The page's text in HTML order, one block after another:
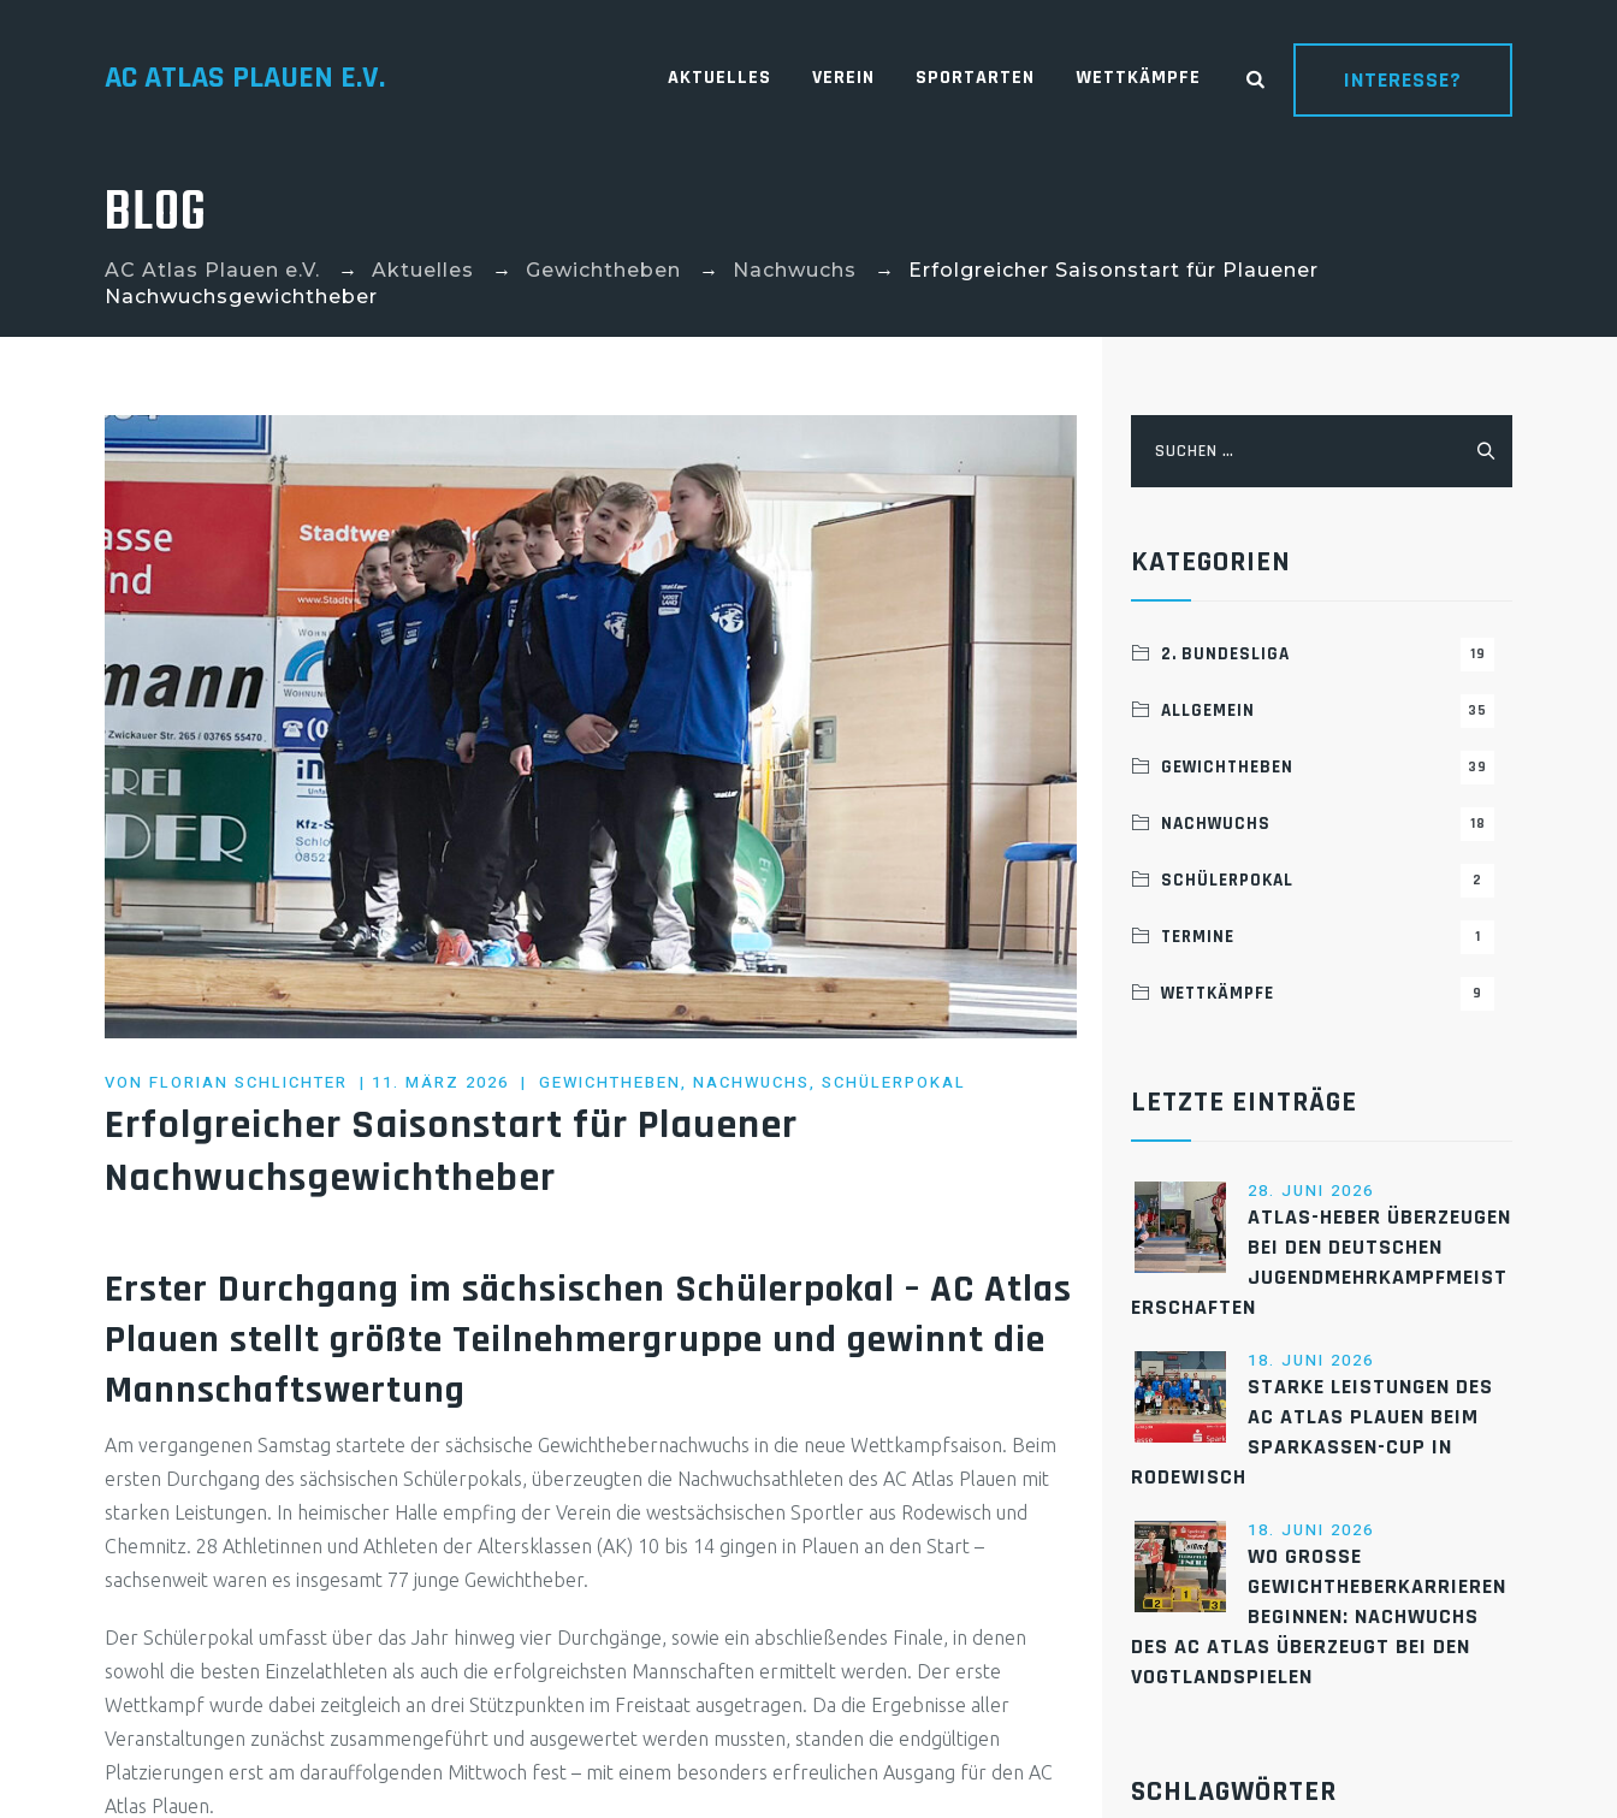
AC ATLAS PLAUEN E.V. INTERESSE?
AKTUELLES VEREIN SPORTARTEN WETTKÄMPFE
BLOG
AC Atlas Plauen e.V. → Aktuelles → Gewichtheben → Nachwuchs →
Erfolgreicher Saisonstart für Plauener
Nachwuchsgewichtheber
VON FLORIAN SCHLICHTER
POSTED
ON
11. MÄRZ 2026 GEWICHTHEBEN, NACHWUCHS, SCHÜLERPOKAL
Erfolgreicher Saisonstart für Plauener
Nachwuchsgewichtheber
Erster Durchgang im sächsischen Schülerpokal – AC Atlas
Plauen stellt größte Teilnehmergruppe und gewinnt die
Mannschaftswertung
Am vergangenen Samstag startete der sächsische Gewichthebernachwuchs in die neue Wettkampfsaison. Beim
ersten Durchgang des sächsischen Schülerpokals, überzeugten die Nachwuchsathleten des AC Atlas Plauen mit
starken Leistungen. In heimischer Halle empfing der Verein die westsächsischen Sportler aus Rodewisch und
Chemnitz. 28 Athletinnen und Athleten der Altersklassen (AK) 10 bis 14 gingen in Plauen an den Start –
sachsenweit waren es insgesamt 77 junge Gewichtheber.
Der Schülerpokal umfasst über das Jahr hinweg vier Durchgänge, sowie ein abschließendes Finale, in denen
sowohl die besten Einzelathleten als auch die erfolgreichsten Mannschaften ermittelt werden. Der erste
Wettkampf wurde dabei zeitgleich an drei Stützpunkten im Freistaat ausgetragen. Da die Ergebnisse aller
Veranstaltungen zunächst zusammengeführt und ausgewertet werden mussten, standen die endgültigen
Platzierungen erst am darauffolgenden Mittwoch fest – mit einem besonders erfreulichen Ausgang für den AC
Atlas Plauen.
nach:
KATEGORIEN
2. BUNDESLIGA 19
ALLGEMEIN 35
GEWICHTHEBEN 39
NACHWUCHS 18
SCHÜLERPOKAL 2
TERMINE 1
WETTKÄMPFE 9
LETZTE EINTRÄGE
28. JUNI 2026
ATLAS-HEBER ÜBERZEUGEN
BEI DEN DEUTSCHEN
JUGENDMEHRKAMPFMEIST
ERSCHAFTEN
18. JUNI 2026
STARKE LEISTUNGEN DES
AC ATLAS PLAUEN BEIM
SPARKASSEN-CUP IN
RODEWISCH
18. JUNI 2026
WO GROSSE G
EWICHTHEBERKARRIEREN B
EGINNEN: NACHWUCHS D
ES AC ATLAS ÜBERZEUGT BEI DEN V
OGTLANDSPIELEN
SCHLAGWÖRTER